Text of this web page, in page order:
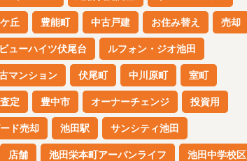
丘 豊能町 中古戸建 お住み替え 売却
ビューハイツ伏尾台 ルフォン・ジオ池田
マンション 伏尾町 中川原町 室町
査定 豊中市 オーナーチェンジ 投資用
ド売却 池田駅 サンシティ池田
店舗 池田栄本町アーバンライフ 池田中学校区